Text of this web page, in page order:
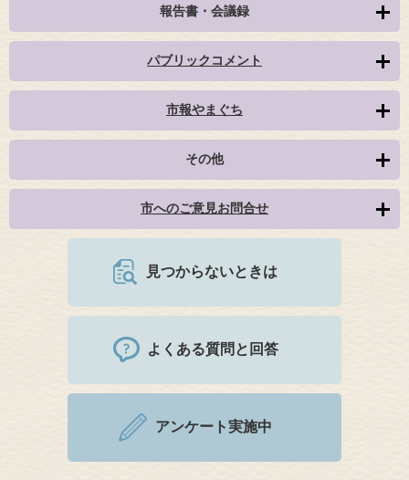
報告書・会議録
パブリックコメント
市報やまぐち
その他
市へのご意見お問合せ
見つからないときは
よくある質問と回答
アンケート実施中